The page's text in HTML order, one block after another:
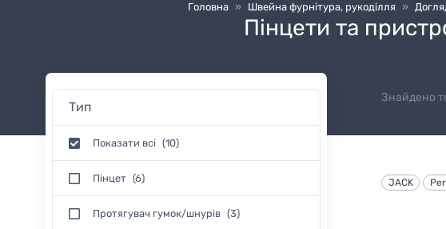
Головна » Швейна фурнітура, рукоділля »
Пінцети та
Тип
Показати всі (10)
Пінцет (6)
Протягувач гумок/шнурів (3)
Знайдено
JACK